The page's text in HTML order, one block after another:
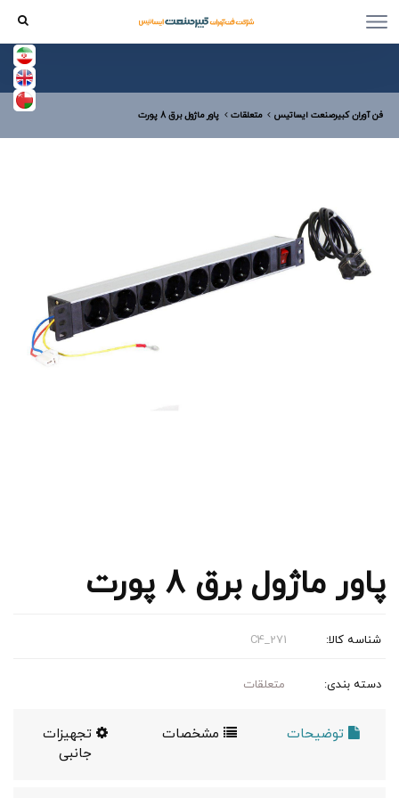
فن آوران کبیرصنعت ایساتیس متعلقات پاور ماژول برق 8 پورت
پاور ماژول برق 8 پورت
شناسه کالا: C4_271
دسته بندی: متعلقات
توضیحات مشخصات
تجهیزات
جانبی